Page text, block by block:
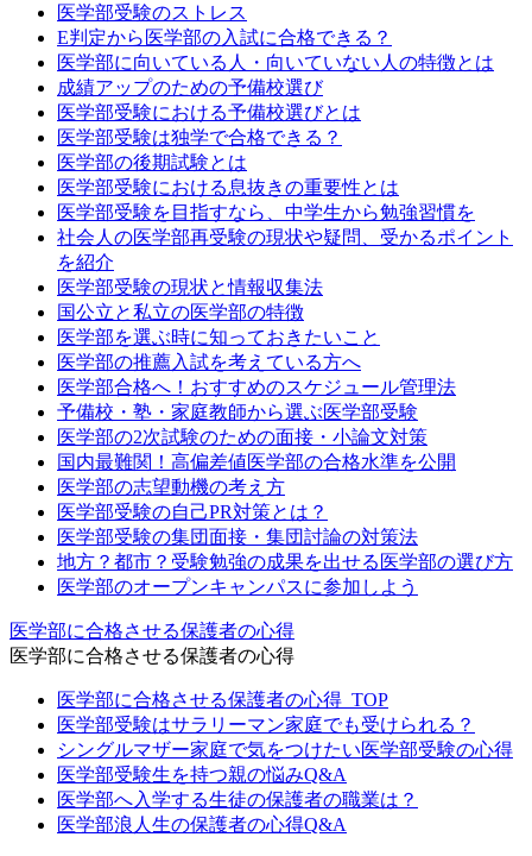
医学部受験のストレス
E判定から医学部の入試に合格できる？
医学部に向いている人・向いていない人の特徴とは
成績アップのための予備校選び
医学部受験における予備校選びとは
医学部受験は独学で合格できる？
医学部の後期試験とは
医学部受験における息抜きの重要性とは
医学部受験を目指すなら、中学生から勉強習慣を
社会人の医学部再受験の現状や疑問、受かるポイント
を紹介
医学部受験の現状と情報収集法
国公立と私立の医学部の特徴
医学部を選ぶ時に知っておきたいこと
医学部の推薦入試を考えている方へ
医学部合格へ！おすすめのスケジュール管理法
予備校・塾・家庭教師から選ぶ医学部受験
医学部の2次試験のための面接・小論文対策
国内最難関！高偏差値医学部の合格水準を公開
医学部の志望動機の考え方
医学部受験の自己PR対策とは？
医学部受験の集団面接・集団討論の対策法
地方？都市？受験勉強の成果を出せる医学部の選び方
医学部のオープンキャンパスに参加しよう
医学部に合格させる保護者の心得
医学部に合格させる保護者の心得
医学部に合格させる保護者の心得_TOP
医学部受験はサラリーマン家庭でも受けられる？
シングルマザー家庭で気をつけたい医学部受験の心得
医学部受験生を持つ親の悩みQ&A
医学部へ入学する生徒の保護者の職業は？
医学部浪人生の保護者の心得Q&A